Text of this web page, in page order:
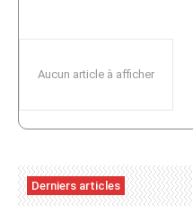
Aucun article à afficher
Derniers articles